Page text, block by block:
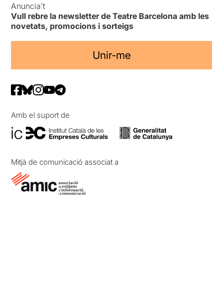
Anuncia’t
Vull rebre la newsletter de Teatre Barcelona amb les
novetats, promocions i sorteigs
Unir-me
Amb el suport de
Mitjà de comunicació associat a